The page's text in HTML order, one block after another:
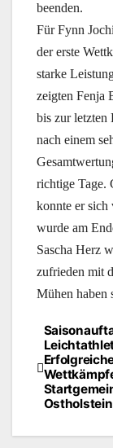
beenden.
Für Fynn
der erste
starke
zeigten Fenja
bis zur letzten
nach einem
richtige Tage.
konnte er sich
wurde am
Sascha Herz
zufrieden mit
Mühen haben
Ostholstein